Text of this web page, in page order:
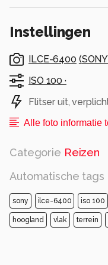
Instellingen
ILCE-6400 (SONY
ISO 100 ·
Flitser uit,
Alle foto informatie
Categorie Reizen
Automatische tags
sony ilce-6400 iso 100
hoogland vlak terrein